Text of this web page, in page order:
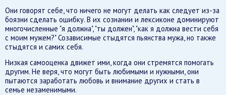
Они говорят себе, что ничего не могут делать как следует из-за
боязни сделать ошибку. В их сознании и лексиконе доминируют
многочисленные "я должна", "ты должен", "как я должна вести себя
с моим мужем?" Созависимые стыдятся пьянства мужа, но также
стыдятся и самих себя.
Низкая самооценка движет ими, когда они стремятся помогать
другим. Не веря, что могут быть любимыми и нужными, они
пытаются заработать любовь и внимание других и стать в
семье незаменимыми.